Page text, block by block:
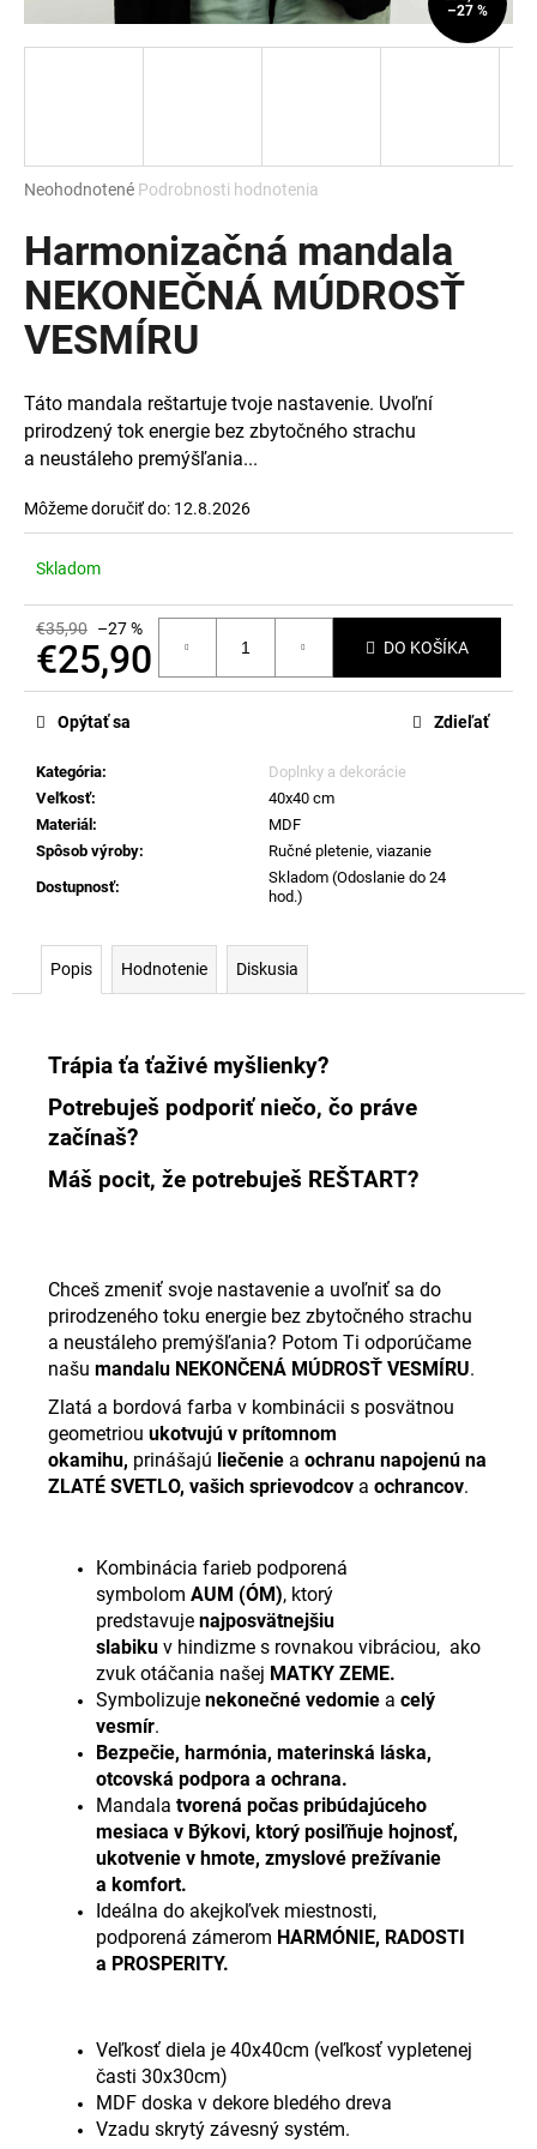
Priemerné
produktu
je
0,0
5
hviezdičiek.
Neohodnotené Podrobnosti hodnotenia
Harmonizačná mandala
NEKONEČNÁ MÚDROSŤ
VESMÍRU
Táto mandala reštartuje tvoje nastavenie. Uvoľní
prirodzený tok energie bez zbytočného strachu
a neustáleho premýšľania...
Môžeme doručiť do: 12.8.2026
Skladom
€35,90 –27 %
€25,90
Jednotková
DO KOŠÍKA
Kategória:
Doplnky a dekorácie
Veľkosť:
40x40 cm
Materiál:
MDF
Spôsob výroby:
Ručné pletenie, viazanie
Dostupnosť:
Skladom (Odoslanie do 24
hod.)
Opýtať sa Zdieľať
–27 %
Popis Hodnotenie Diskusia
Trápia ťa ťaživé myšlienky?
Potrebuješ podporiť niečo, čo práve
začínaš?
Máš pocit, že potrebuješ REŠTART?
Chceš zmeniť svoje nastavenie a uvoľniť sa do
prirodzeného toku energie bez zbytočného strachu
a neustáleho premýšľania? Potom Ti odporúčame
našu mandalu NEKONČENÁ MÚDROSŤ VESMÍRU.
Zlatá a bordová farba v kombinácii s posvätnou
geometriou ukotvujú v prítomnom
okamihu, prinášajú liečenie a ochranu napojenú na
ZLATÉ SVETLO, vašich sprievodcov a ochrancov.
Kombinácia farieb podporená
symbolom AUM (ÓM), ktorý
predstavuje najposvätnejšiu
slabiku v hindizme s rovnakou vibráciou, ako
zvuk otáčania našej MATKY ZEME.
Symbolizuje nekonečné vedomie a celý
vesmír.
Bezpečie, harmónia, materinská láska,
otcovská podpora a ochrana.
Mandala tvorená počas pribúdajúceho
mesiaca v Býkovi, ktorý posiľňuje hojnosť,
ukotvenie v hmote, zmyslové prežívanie
a komfort.
Ideálna do akejkoľvek miestnosti,
podporená zámerom HARMÓNIE, RADOSTI
a PROSPERITY.
Veľkosť diela je 40x40cm (veľkosť vypletenej
časti 30x30cm)
MDF doska v dekore bledého dreva
Vzadu skrytý závesný systém.
á
HĽADAŤ
d
p
o
ú
č
a
e